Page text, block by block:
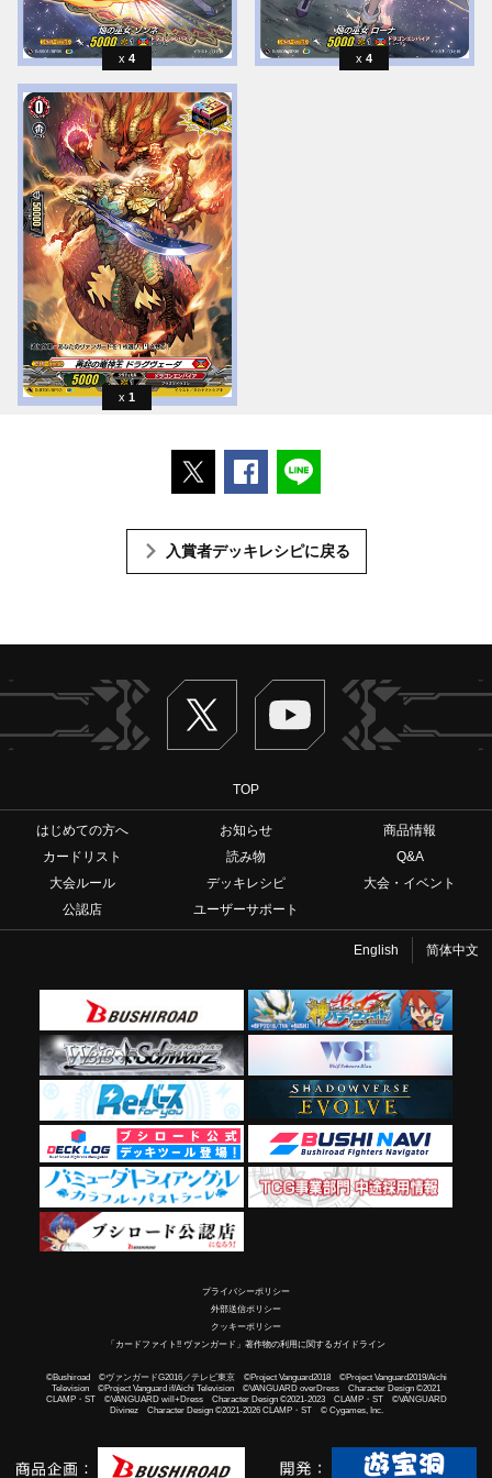
4 4
1
ポストするFacebookでシェアする
入賞者デッキレシピに戻る
Twitter ヴァンガードch
TOP
はじめての方へ お知らせ
商品情報
カードリスト
読み物
Q&A
大会ルール
デッキレシピ
大会・イベント
公認店
ユーザーサポート
English 简体中文
プライバシーポリシー
外部送信ポリシー
クッキーポリシー
「カードファイト!! ヴァンガード」著作物の利用に関するガイドライン
©Bushiroad ©ヴァンガードG2016／テレビ東京 ©Project Vanguard2018 ©Project Vanguard2019/Aichi
Television ©Project Vanguard if/Aichi Television ©VANGUARD overDress Character Design ©2021
CLAMP・ST ©VANGUARD will+Dress Character Design ©2021-2023 CLAMP・ST ©VANGUARD
Divinez Character Design ©2021-2026 CLAMP・ST © Cygames, Inc.